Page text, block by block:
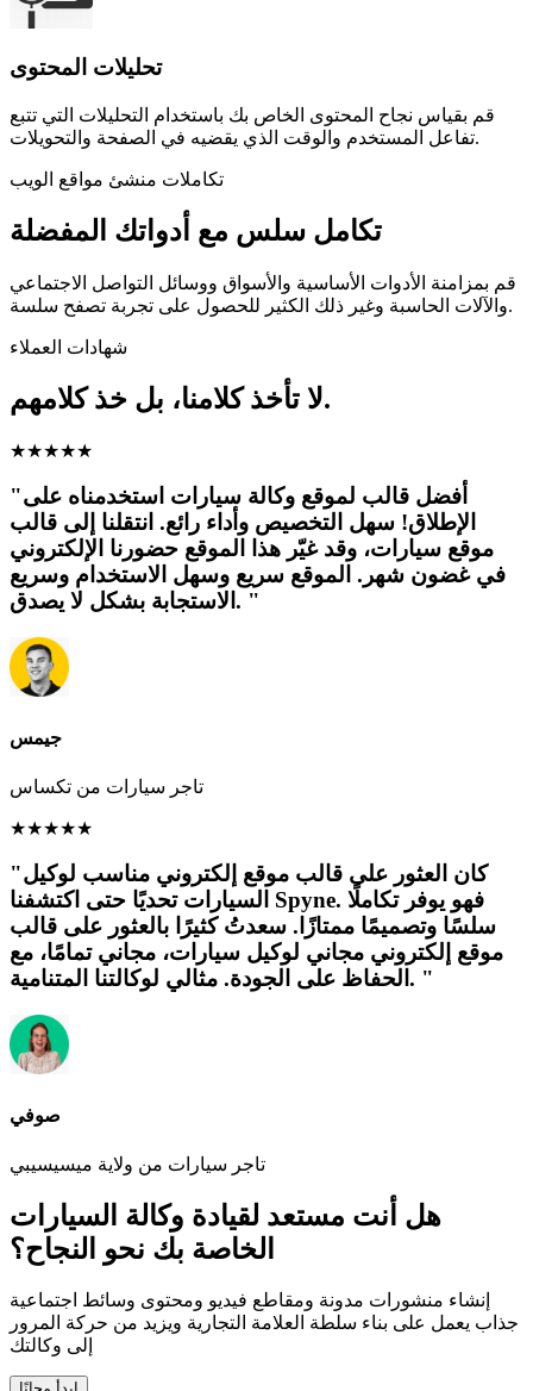
تحليلات المحتوى
قم بقياس نجاح المحتوى الخاص بك باستخدام التحليلات التي تتبع
تفاعل المستخدم والوقت الذي يقضيه في الصفحة والتحويلات.
تكاملات منشئ مواقع الويب
تكامل سلس مع أدواتك المفضلة
قم بمزامنة الأدوات الأساسية والأسواق ووسائل التواصل الاجتماعي
والآلات الحاسبة وغير ذلك الكثير للحصول على تجربة تصفح سلسة.
شهادات العملاء
لا تأخذ كلامنا، بل خذ كلامهم.
★★★★★
"أفضل قالب لموقع وكالة سيارات استخدمناه على
الإطلاق! سهل التخصيص وأداء رائع. انتقلنا إلى قالب
موقع سيارات، وقد غيّر هذا الموقع حضورنا الإلكتروني
في غضون شهر. الموقع سريع وسهل الاستخدام وسريع
الاستجابة بشكل لا يصدق. "
جيمس
تاجر سيارات من تكساس
★★★★★
"كان العثور على قالب موقع إلكتروني مناسب لوكيل
السيارات تحديًا حتى اكتشفنا Spyne. فهو يوفر تكاملًا
سلسًا وتصميمًا ممتازًا. سعدتُ كثيرًا بالعثور على قالب
موقع إلكتروني مجاني لوكيل سيارات، مجاني تمامًا، مع
الحفاظ على الجودة. مثالي لوكالتنا المتنامية. "
صوفي
تاجر سيارات من ولاية ميسيسيبي
هل أنت مستعد لقيادة وكالة السيارات
الخاصة بك نحو النجاح؟
إنشاء منشورات مدونة ومقاطع فيديو ومحتوى وسائط اجتماعية
جذاب يعمل على بناء سلطة العلامة التجارية ويزيد من حركة المرور
إلى وكالتك